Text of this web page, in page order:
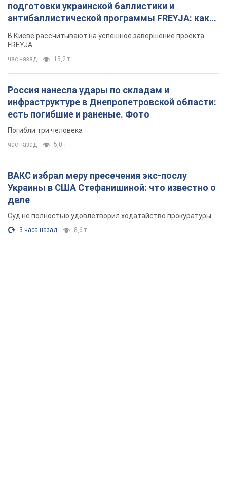
подготовки украинской баллистики и
антибаллистической программы FREYJA: какие
решения готовятся
В Киеве рассчитывают на успешное завершение проекта
FREYJA
час назад 15,2 т.
Россия нанесла удары по складам и
инфраструктуре в Днепропетровской области:
есть погибшие и раненые. Фото
Погибли три человека
час назад 5,0 т.
ВАКС избрал меру пресечения экс-послу
Украины в США Стефанишиной: что известно о
деле
Суд не полностью удовлетворил ходатайство прокуратуры
3 часа назад 8,6 т.